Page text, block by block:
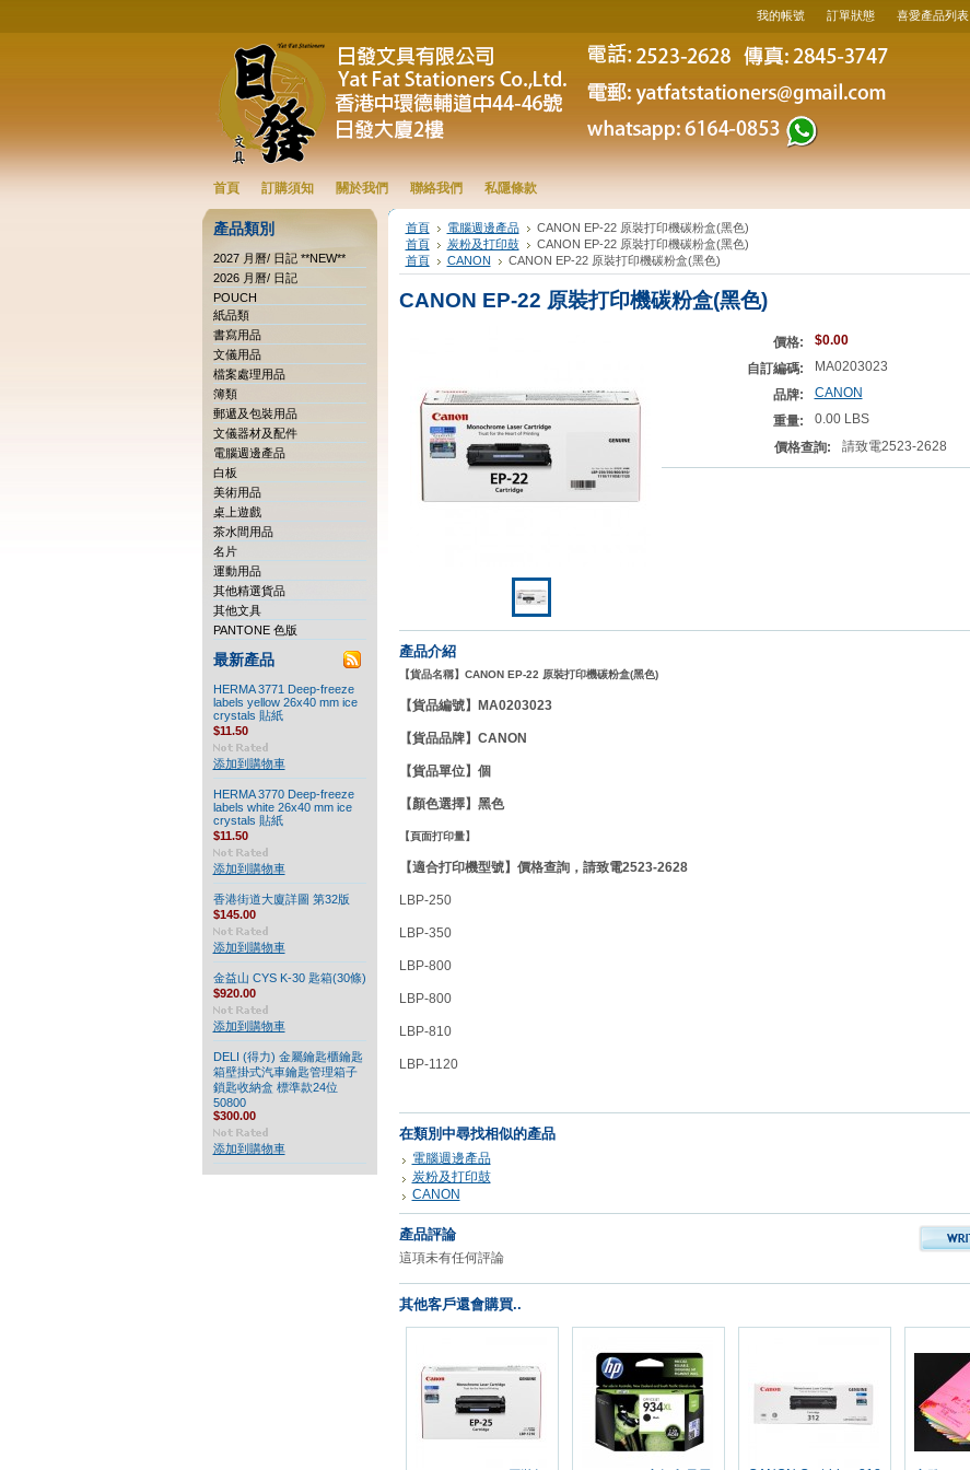
我的帳號 訂單狀態 喜愛產品列表
首頁 訂購須知 關於我們 聯絡我們 私隱條款
產品類別
2027 月曆/ 日記 **NEW**
2026 月曆/ 日記
POUCH
紙品類
書寫用品
文儀用品
檔案處理用品
簿類
郵遞及包裝用品
文儀器材及配件
電腦週邊產品
白板
美術用品
桌上遊戲
茶水間用品
名片
運動用品
其他精選貨品
其他文具
PANTONE 色版
最新產品
HERMA 3771 Deep-freeze
labels yellow 26x40 mm ice
crystals 貼紙
$11.50
添加到購物車
HERMA 3770 Deep-freeze
labels white 26x40 mm ice
crystals 貼紙
$11.50
添加到購物車
香港街道大廈詳圖 第32版
$145.00
添加到購物車
金益山 CYS K-30 匙箱(30條)
$920.00
添加到購物車
DELI (得力) 金屬鑰匙櫃鑰匙
箱壁掛式汽車鑰匙管理箱子
鎖匙收納盒 標準款24位
50800
$300.00
添加到購物車
首頁 電腦週邊產品
CANON EP-22 原裝打印機碳粉盒(黑色)
首頁
炭粉及打印鼓
CANON EP-22 原裝打印機碳粉盒(黑色)
首頁
CANON CANON EP-22 原裝打印機碳粉盒(黑色)
CANON EP-22 原裝打印機碳粉盒(黑色)
價格:
$0.00
自訂編碼:
MA0203023
品牌:
CANON
重量:
0.00 LBS
價格查詢:
請致電2523-2628
產品介紹
【貨品名稱】CANON EP-22 原裝打印機碳粉盒(黑色)
【貨品編號】MA0203023
【貨品品牌】CANON
【貨品單位】個
【顏色選擇】黑色
【頁面打印量】
【適合打印機型號】價格查詢，請致電2523-2628
LBP-250
LBP-350
LBP-800
LBP-800
LBP-810
LBP-1120
在類別中尋找相似的產品
電腦週邊產品
炭粉及打印鼓
CANON
產品評論
這項未有任何評論
其他客戶還會購買..